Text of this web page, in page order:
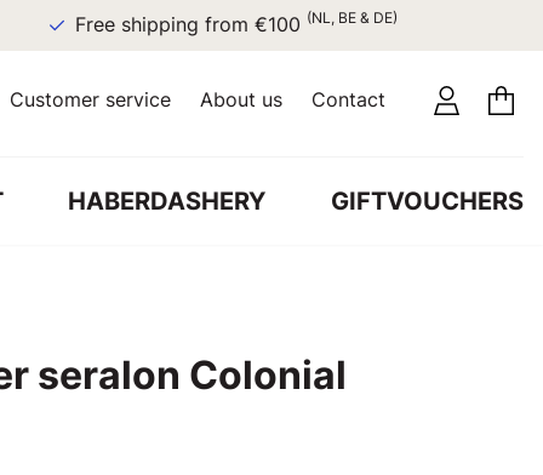
Free shipping from €100(NL, BE & DE)
Customer service About us Contact
HABERDASHERY GIFTVOUCHERS
seralon Colonial